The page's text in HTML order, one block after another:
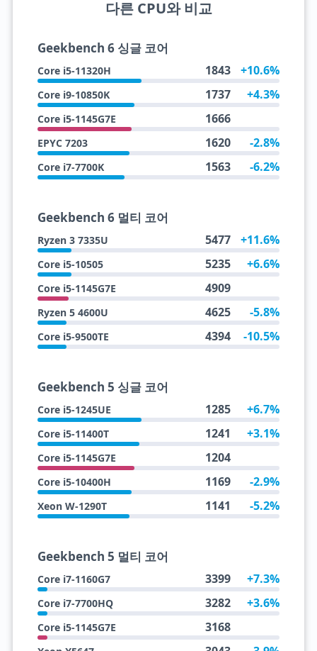
다른 CPU와 비교
Geekbench 6 싱글 코어
Core i5-11320H 1843 +10.6%
Core i9-10850K 1737 +4.3%
Core i5-1145G7E 1666
EPYC 7203 1620 -2.8%
Core i7-7700K 1563 -6.2%
Geekbench 6 멀티 코어
Ryzen 3 7335U 5477 +11.6%
Core i5-10505 5235 +6.6%
Core i5-1145G7E 4909
Ryzen 5 4600U 4625 -5.8%
Core i5-9500TE 4394 -10.5%
Geekbench 5 싱글 코어
Core i5-1245UE 1285 +6.7%
Core i5-11400T 1241 +3.1%
Core i5-1145G7E 1204
Core i5-10400H 1169 -2.9%
Xeon W-1290T 1141 -5.2%
Geekbench 5 멀티 코어
Core i7-1160G7 3399 +7.3%
Core i7-7700HQ 3282 +3.6%
Core i5-1145G7E 3168